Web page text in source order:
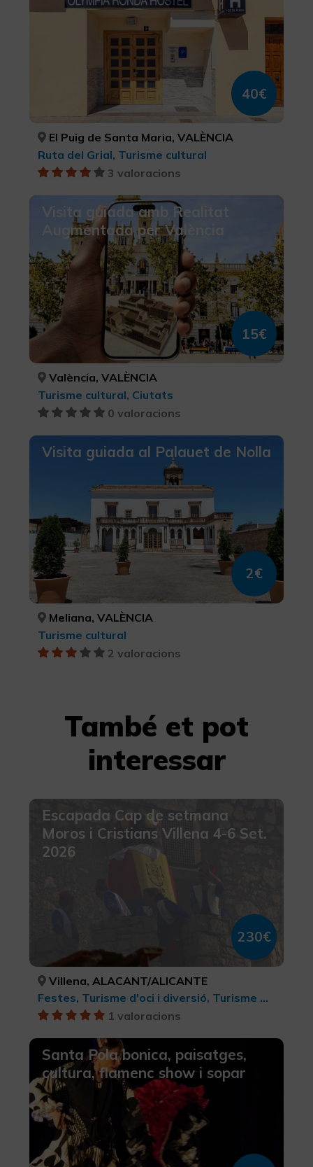
40€
El Puig de Santa Maria, VALÈNCIA
Ruta del Grial, Turisme cultural
3 valoracions
Visita guiada amb Realitat
Augmentada per València
15€
València, VALÈNCIA
Turisme cultural, Ciutats
0 valoracions
Visita guiada al Palauet de Nolla
2€
Meliana, VALÈNCIA
Turisme cultural
2 valoracions
També et pot
interessar
Escapada Cap de setmana
Moros i Cristians Villena 4-6 Set.
2026
230€
Villena, ALACANT/ALICANTE
Festes, Turisme d'oci i diversió, Turisme musical, Turisme cultural
1 valoracions
Santa Pola bonica, paisatges,
cultura, flamenc show i sopar